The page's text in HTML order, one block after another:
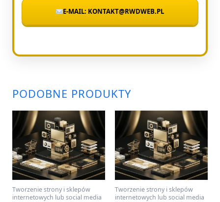
E-MAIL: KONTAKT@RWDWEB.PL
PODOBNE PRODUKTY
Tworzenie strony i sklepów
internetowych lub social media
Tworzenie strony i sklepów
internetowych lub social media